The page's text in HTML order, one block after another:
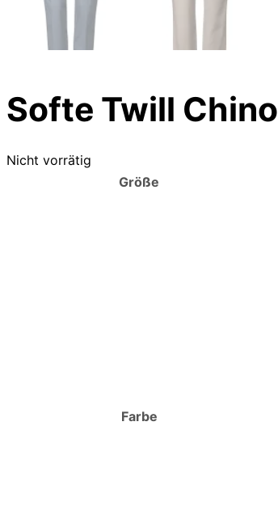
Softe Twill Chino
Nicht vorrätig
Größe
Farbe